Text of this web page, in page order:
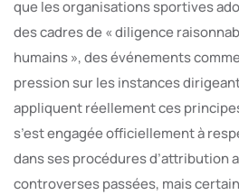
que les organisations sportives
des cadres de « diligence
humains », des événements
pression sur les instances
appliquent réellement ces
s’est engagée officiellement à
dans ses procédures d’attribution
controverses passées, mais